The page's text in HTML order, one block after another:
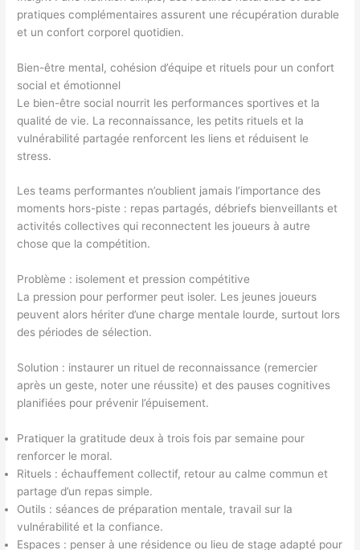
pratiques complémentaires assurent une récupération durable
et un confort corporel quotidien.
Bien-être mental, cohésion d’équipe et rituels pour un confort
social et émotionnel
Le bien-être social nourrit les performances sportives et la
qualité de vie. La reconnaissance, les petits rituels et la
vulnérabilité partagée renforcent les liens et réduisent le
stress.
Les teams performantes n’oublient jamais l’importance des
moments hors-piste : repas partagés, débriefs bienveillants et
activités collectives qui reconnectent les joueurs à autre
chose que la compétition.
Problème : isolement et pression compétitive
La pression pour performer peut isoler. Les jeunes joueurs
peuvent alors hériter d’une charge mentale lourde, surtout lors
des périodes de sélection.
Solution : instaurer un rituel de reconnaissance (remercier
après un geste, noter une réussite) et des pauses cognitives
planifiées pour prévenir l’épuisement.
Pratiquer la gratitude deux à trois fois par semaine pour
renforcer le moral.
Rituels : échauffement collectif, retour au calme commun et
partage d’un repas simple.
Outils : séances de préparation mentale, travail sur la
vulnérabilité et la confiance.
Espaces : penser à une résidence ou lieu de stage adapté pour